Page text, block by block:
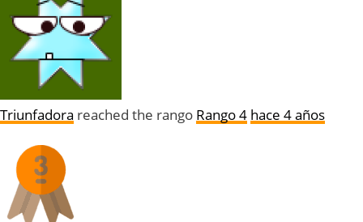
Triunfadora reached the rango Rango 4 hace 4 años